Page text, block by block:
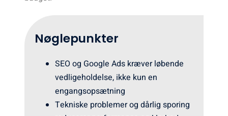
Nøglepunkter
SEO og Google Ads kræver løbende
vedligeholdelse, ikke kun en
engangsopsætning
Tekniske problemer og dårlig sporing